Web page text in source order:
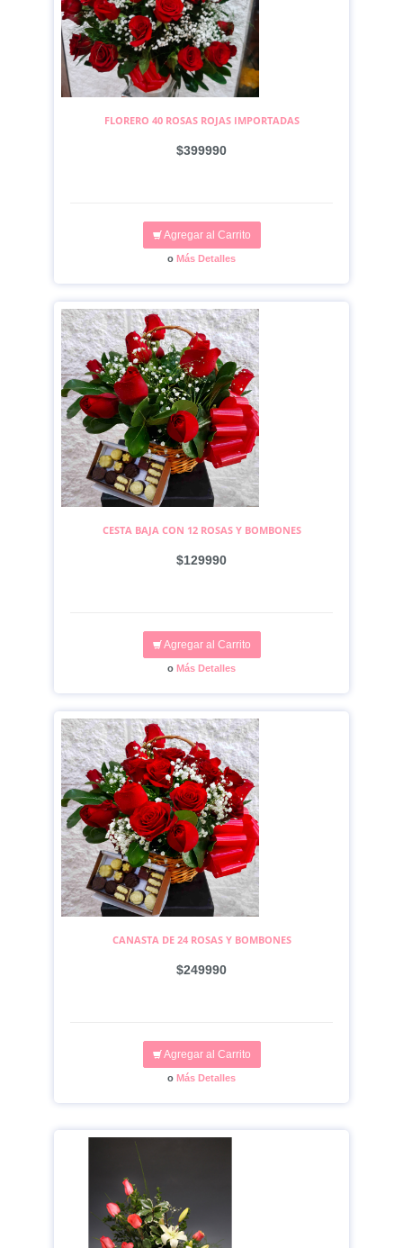
FLORERO 40 ROSAS ROJAS IMPORTADAS
$399990
Agregar al Carrito
o Más Detalles
CESTA BAJA CON 12 ROSAS Y BOMBONES
$129990
Agregar al Carrito
o Más Detalles
CANASTA DE 24 ROSAS Y BOMBONES
$249990
Agregar al Carrito
o Más Detalles